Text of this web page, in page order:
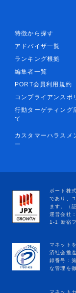
特徴から探す
アドバイザ一覧
ランキング根拠
編集者一覧
PORT会員利用規約
コンプライアンスポ
行動ターゲティング
て
カスタマーハラスメ
ー
マネット